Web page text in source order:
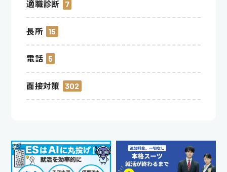
適職診断 7
長所 15
電話 5
面接対策 302